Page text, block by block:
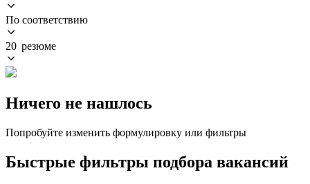
По соответствию
20 резюме
Ничего не нашлось
Попробуйте изменить формулировку или фильтры
Быстрые фильтры подбора вакансий